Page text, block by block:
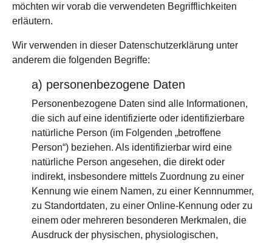
möchten wir vorab die verwendeten Begrifflichkeiten
erläutern.
Wir verwenden in dieser Datenschutzerklärung unter
anderem die folgenden Begriffe:
a) personenbezogene Daten
Personenbezogene Daten sind alle Informationen,
die sich auf eine identifizierte oder identifizierbare
natürliche Person (im Folgenden „betroffene
Person“) beziehen. Als identifizierbar wird eine
natürliche Person angesehen, die direkt oder
indirekt, insbesondere mittels Zuordnung zu einer
Kennung wie einem Namen, zu einer Kennnummer,
zu Standortdaten, zu einer Online-Kennung oder zu
einem oder mehreren besonderen Merkmalen, die
Ausdruck der physischen, physiologischen,